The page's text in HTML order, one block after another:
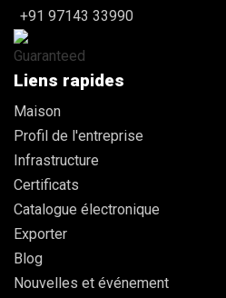
+91 97143 33990
Liens rapides
Maison
Profil de l'entreprise
Infrastructure
Certificats
Catalogue électronique
Exporter
Blog
Nouvelles et événement